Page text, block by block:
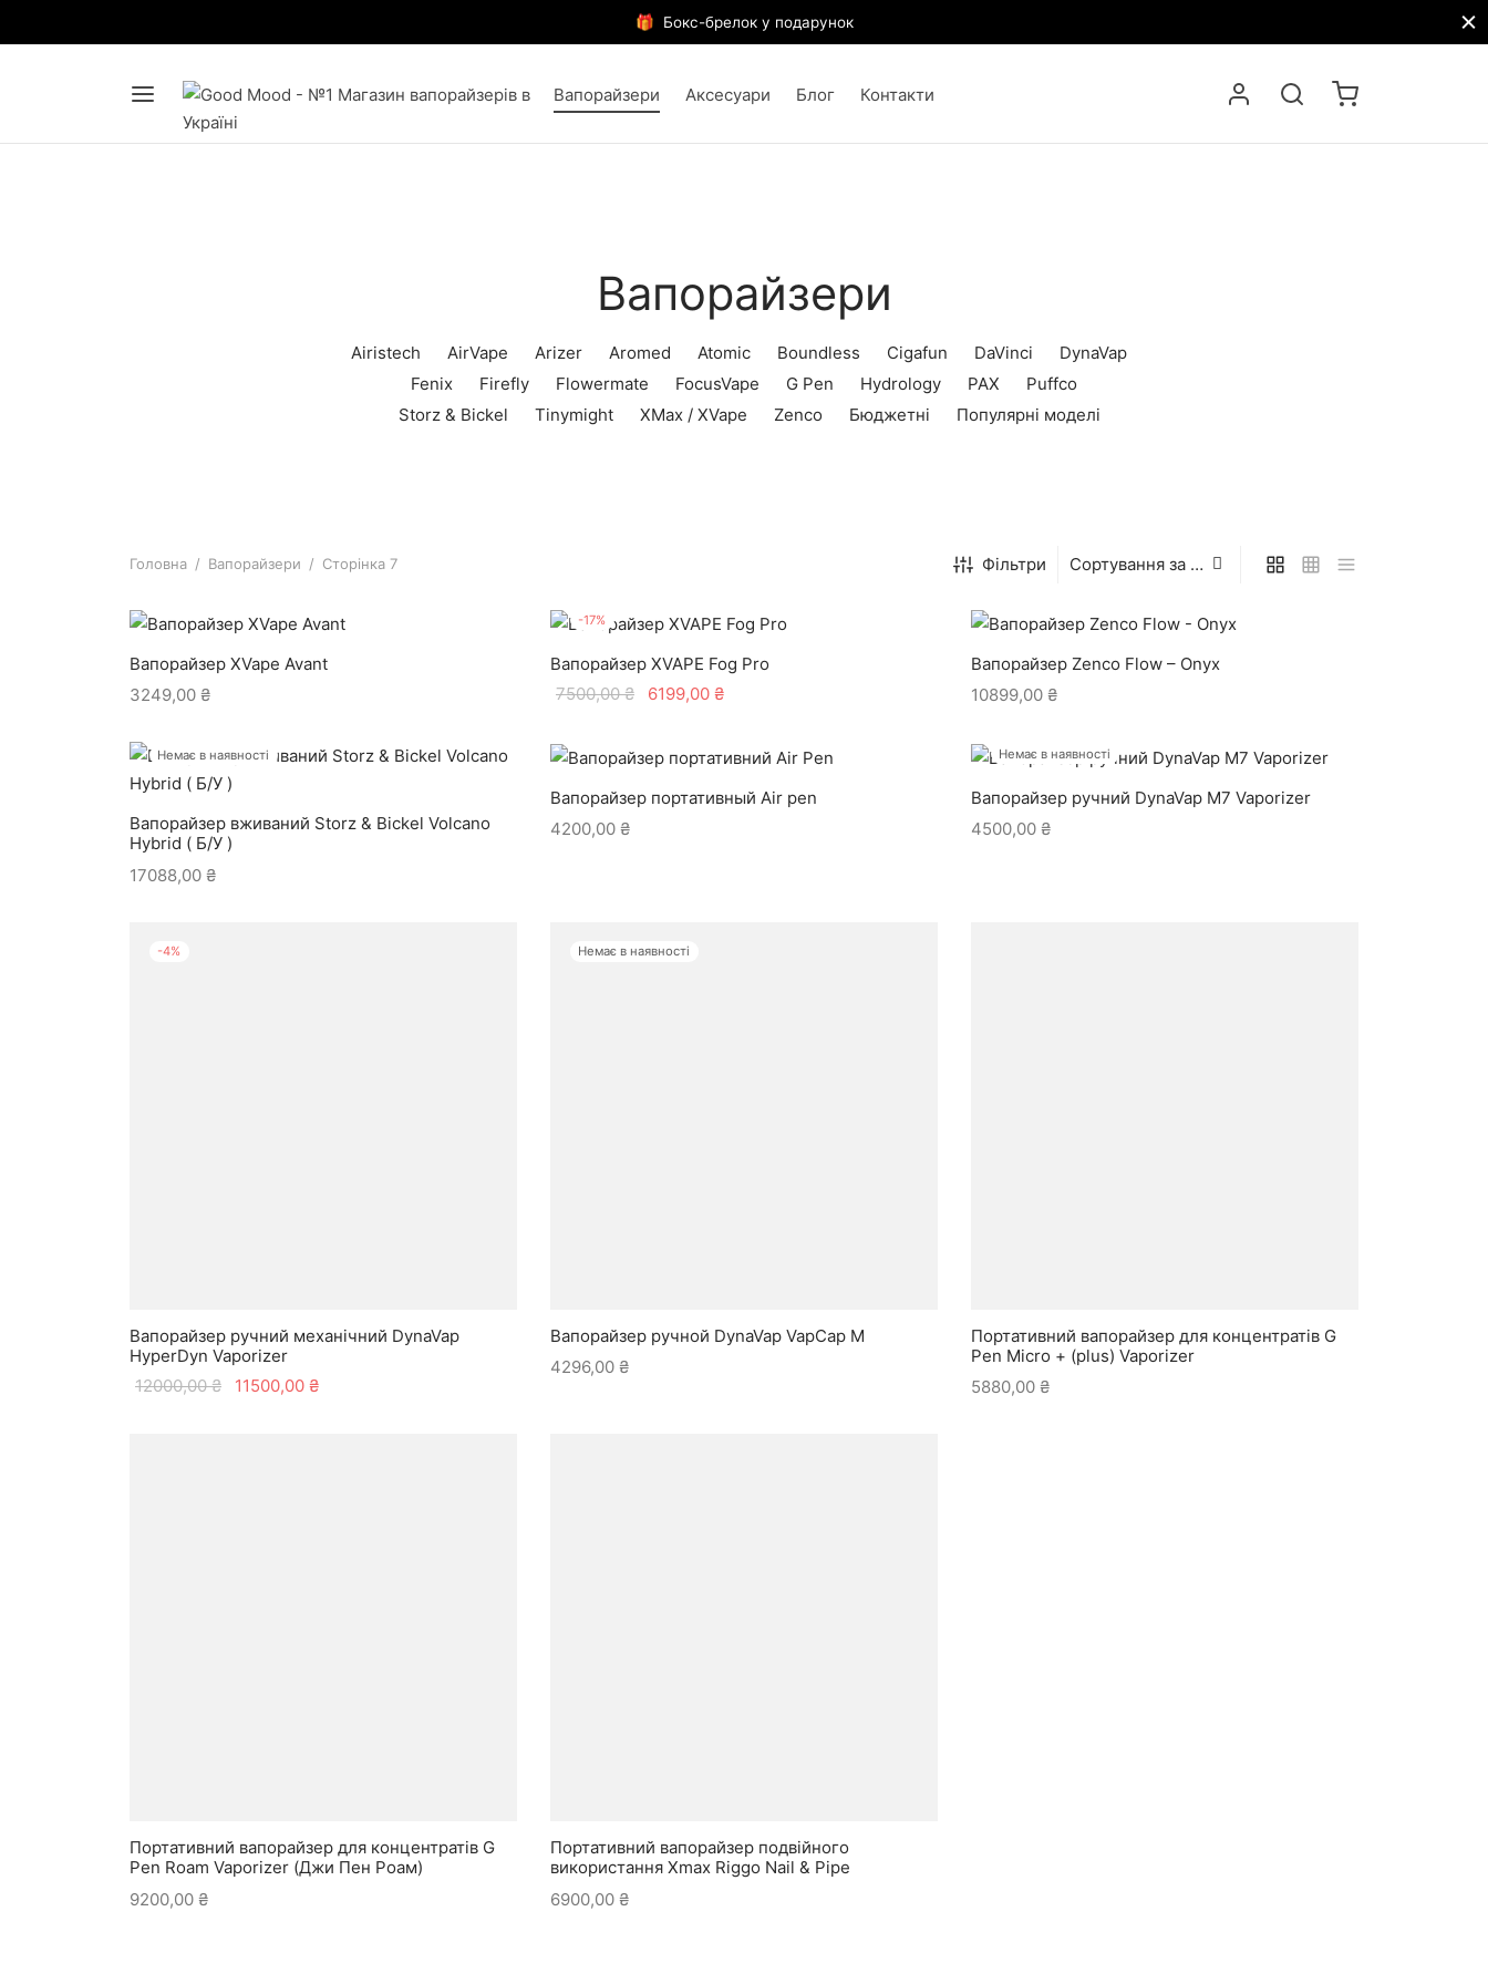
🎁 Бокс-брелок у подарунок
Вапорайзери Аксесуари Блог Контакти
Вапорайзери
Airistech AirVape Arizer Aromed Atomic Boundless Cigafun DaVinci
DynaVap
Fenix
Firefly Flowermate FocusVape G Pen Hydrology PAX
Puffco
Storz & Bickel
Tinymight XMax / XVape Zenco Бюджетні Популярні моделі
Головна / Вапорайзери / Сторінка 7 Фільтри
Вапорайзер XVape Avant
3249,00 ₴
-17%
Вапорайзер XVAPE Fog Pro
7500,00₴
Оригінальна
6199,00 ₴
6199,00 ₴.
Вапорайзер Zenco Flow – Onyx
10899,00 ₴
Немає в наявності
Вапорайзер вживаний Storz & Bickel Volcano
Hybrid ( Б/У )
17088,00 ₴
Вапорайзер портативный Air pen
4200,00 ₴
Немає в наявності
Вапорайзер ручний DynaVap M7 Vaporizer
4500,00 ₴
-4%
Вапорайзер ручний механічний DynaVap
HyperDyn Vaporizer
12000,00₴
Оригінальна
11500,00 ₴
Немає в наявності
Вапорайзер ручной DynaVap VapCap M
4296,00 ₴
Портативний вапорайзер для концентратів G
Pen Micro + (plus) Vaporizer
5880,00 ₴
Портативний вапорайзер для концентратів G
Pen Roam Vaporizer (Джи Пен Роам)
9200,00 ₴
Портативний вапорайзер подвійного
використання Xmax Riggo Nail & Pipe
6900,00 ₴